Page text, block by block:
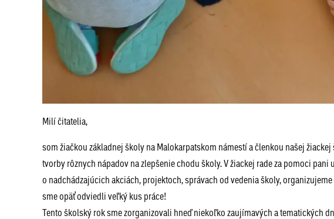
Milí čitatelia,
som žiačkou základnej školy na Malokarpatskom námestí a členkou našej
tvorby rôznych nápadov na zlepšenie chodu školy. V žiackej rade za pomoci
o nadchádzajúcich akciách, projektoch, správach od vedenia školy,
sme opäť odviedli veľký kus práce!
Tento školský rok sme zorganizovali hneď niekoľko zaujímavých a tematických